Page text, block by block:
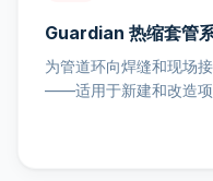
Guardian 热缩套管
为管道环向焊缝和现场
——适用于新建和改造项